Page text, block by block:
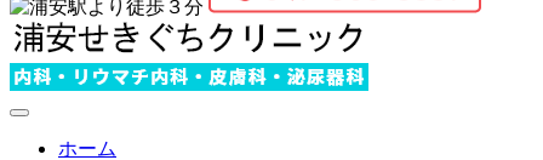
ホーム